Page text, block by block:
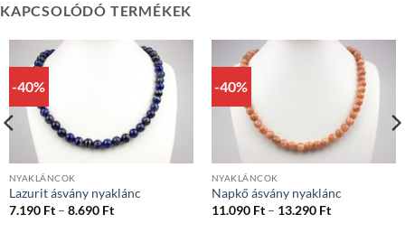
KAPCSOLÓDÓ TERMÉKEK
-40%
NYAKLÁNCOK
Lazurit ásvány nyaklánc
7.190 Ft – 8.690 FtÁrtartomány:
-40%
NYAKLÁNCOK
Napkő ásvány nyaklánc
11.090 Ft – 13.290 Ft